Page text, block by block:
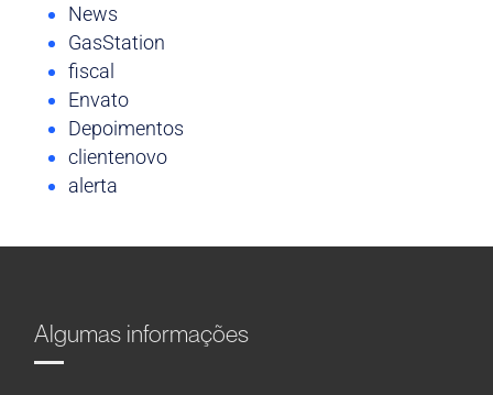
News
GasStation
fiscal
Envato
Depoimentos
clientenovo
alerta
Algumas informações